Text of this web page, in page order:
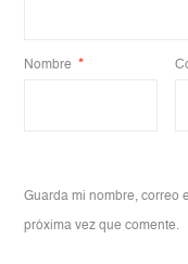
Nombre *
Guarda mi nombre, correo
próxima vez que comente.